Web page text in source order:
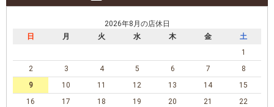
2026年8月の店休日
日
月 火 水 木 金
土
1
2
3 4 5 6 7
8
9
10 11 12 13 14
15
16
17 18 19 20 21
22